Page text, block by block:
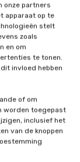
onze partners
apparaat op te
stelt
zoals
en om
te tonen.
invloed hebben
of om
worden toegepast
inclusief het
van de knoppen
schakel
.